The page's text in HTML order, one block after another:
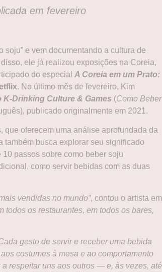
em fevereiro
soju” e vem documentando a cultura de
ele já realizou exposições na Coreia,
do especial A Coreia em um Prato:
. No último mês de fevereiro, Kim
K-Drinking Culture & Games (Como Beber
publicado originalmente em 2021.
que oferecem uma análise aprofundada da
também busca explorar seu significado
passos sobre como beber soju
como servir bebidas com as duas
vendidas no mundo”, contou o artista em
todos os restaurantes, em todos os bares,
gesto de servir e receber uma bebida
costumes à mesa e ao comportamento
respeitar uns aos outros — e, às vezes, até